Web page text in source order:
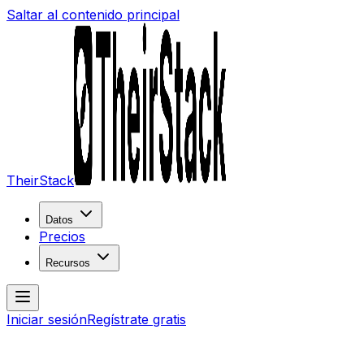
Saltar al contenido principal
TheirStack
Datos
Precios
Recursos
Iniciar sesiónRegístrate gratis